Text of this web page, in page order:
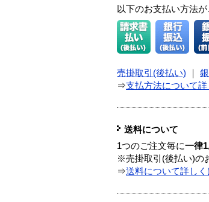
以下のお支払い方法が
売掛取引(後払い)
⇒支払方法について
送料について
1つのご注文毎に一律
※売掛取引(後払い)の
⇒送料について詳しく